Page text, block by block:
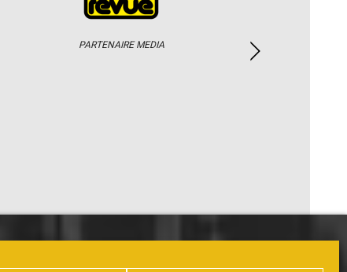
PARTENAIRE MEDIA
PHOTOS / WEB TV PARTENAIRES